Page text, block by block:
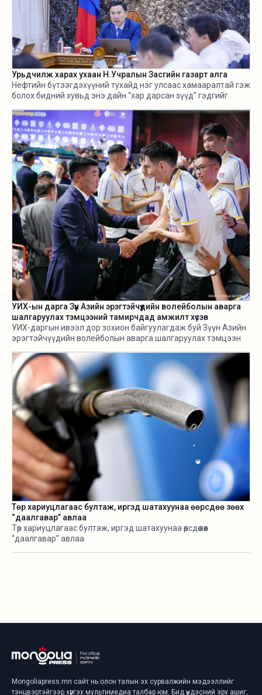
Урьдчилж харах ухаан Н.Учралын Засгийн газарт алга
Нефтийн бүтээгдэхүүний тухайд нэг улсаас хамааралтай гэж
болох бидний хувьд энэ дайн “хар дарсан зүүд” гэдгийг
бүхнийг бодитой тооцож, болзошгүй эрсдэл, хүндрэлийг
урьдчилж харж, хариу арга хэмжээ авах ухаан Н.Учралын
Засгийн газарт ч алга.
УИХ-ын дарга Зүүн Азийн эрэгтэйчүүдийн волейболын аварга
шалгаруулах тэмцээний тамирчдад амжилт хүсэв
УИХ-даргын ивээл дор зохион байгуулагдаж буй Зүүн Азийн
эрэгтэйчүүдийн волейболын аварга шалгаруулах тэмцээн
Төр хариуцлагаас бултаж, иргэд шатахуунаа өөрсдөө зөөх
“даалгавар” авлаа
Төр хариуцлагаас бултаж, иргэд шатахуунаа өөрсдөө зөөх
“даалгавар” авлаа
Mongoliapress.mn сайт нь олон талын эх сурвалжийн мэдээллийг
тэнцвэртэйгээр хүргэх мультимедиа талбар юм. Бид үндэсний эрх ашиг,